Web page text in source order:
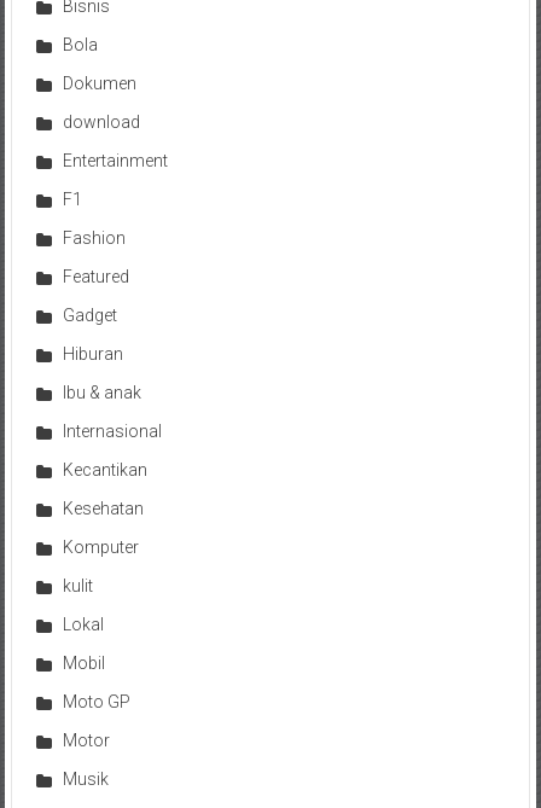
Bisnis
Bola
Dokumen
download
Entertainment
F1
Fashion
Featured
Gadget
Hiburan
Ibu & anak
Internasional
Kecantikan
Kesehatan
Komputer
kulit
Lokal
Mobil
Moto GP
Motor
Musik